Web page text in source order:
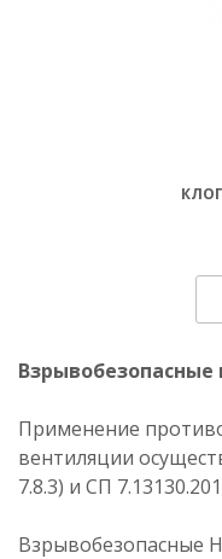
Применение
вентиляции
7.8.3) и СП
Взрывобезопасные